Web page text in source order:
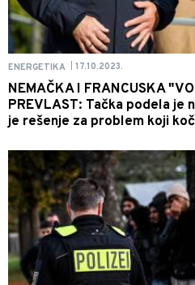
ENERGETIKA 17.10.2023.
NEMAČKA I FRANCUSKA
PREVLAST: Tačka podela je
je rešenje za problem koji